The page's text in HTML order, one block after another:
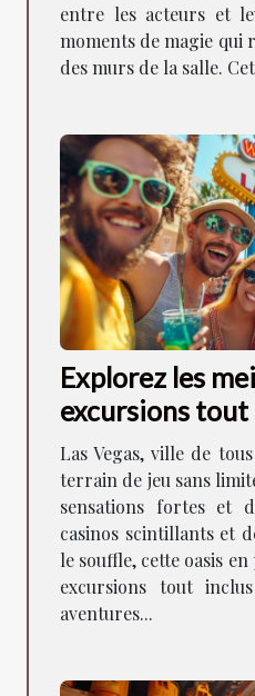
entre les acteurs et
moments de magie qui
des murs de la salle.
Explorez les
excursions tout
Vegas
Las Vegas, ville de
terrain de jeu sans
sensations fortes et
casinos scintillants et
le souffle, cette oasis
excursions tout
aventures...